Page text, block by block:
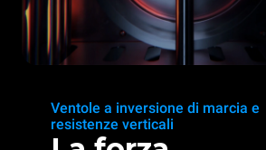
Ventole a inversione di marcia e
resistenze verticali